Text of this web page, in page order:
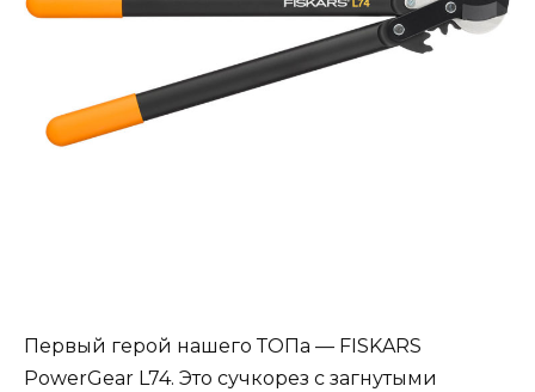
Первый герой нашего ТОПа — FISKARS
PowerGear L74. Это сучкорез с загнутыми